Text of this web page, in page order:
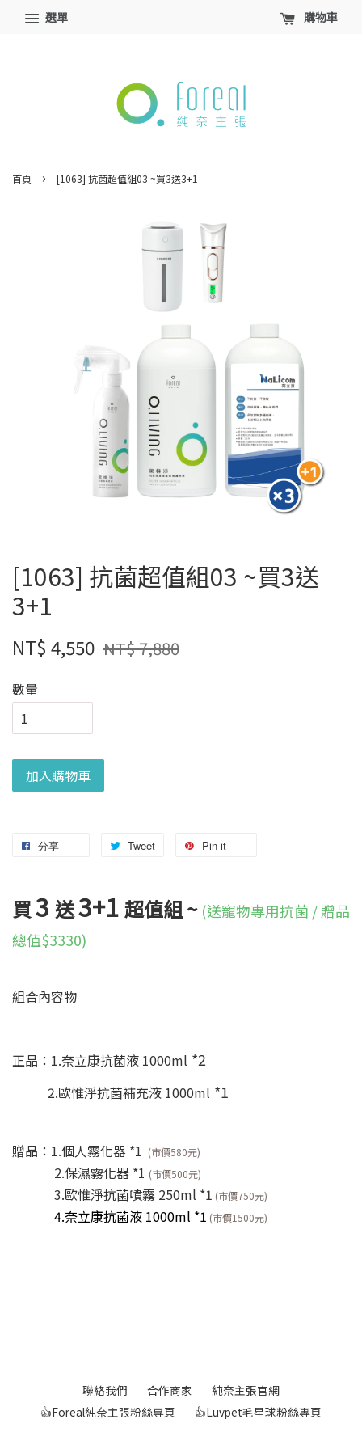
選單 購物車
首頁 › [1063] 抗菌超值組03 ~買3送3+1
[1063] 抗菌超值組03 ~買3送
3+1
NT$ 4,550 NT$ 7,880
數量
加入購物車
分享 Tweet Pin it
買3 送3+1 超值組 ~ (送寵物專用抗菌 / 贈品
總值$3330)
組合內容物
正品：1.奈立康抗菌液 1000ml *2
2.歐惟淨抗菌補充液 1000ml *1
贈品：1.個人霧化器 *1 (市價580元)
2.保濕霧化器 *1 (市價500元)
3.歐惟淨抗菌噴霧 250ml *1 (市價750元)
4.奈立康抗菌液 1000ml *1 (市價1500元)
聯絡我們 合作商家
純奈主張官網
👍Foreal純奈主張粉絲專頁
👍Luvpet毛星球粉絲專頁